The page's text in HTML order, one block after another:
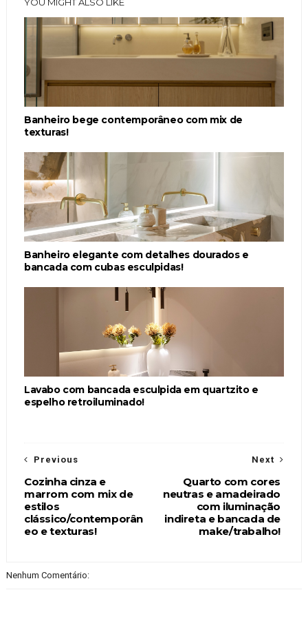
Banheiro bege contemporâneo com mix de
texturas!
Banheiro elegante com detalhes dourados e
bancada com cubas esculpidas!
Lavabo com bancada esculpida em quartzito e
espelho retroiluminado!
Next
Quarto com cores
neutras e amadeirado
com iluminação
indireta e bancada de
make/trabalho!
Previous
Cozinha cinza e
marrom com mix de
estilos
clássico/contemporân
eo e texturas!
Nenhum Comentário: